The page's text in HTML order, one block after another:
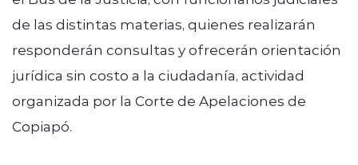
de las distintas materias, quienes realizarán
responderán consultas y ofrecerán orientación
jurídica sin costo a la ciudadanía, actividad
organizada por la Corte de Apelaciones de
Copiapó.